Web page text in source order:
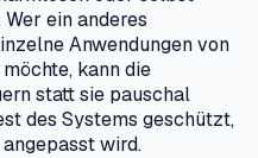
ein anderes
Anwendungen von
kann die
statt sie pauschal
des Systems geschützt,
wird.